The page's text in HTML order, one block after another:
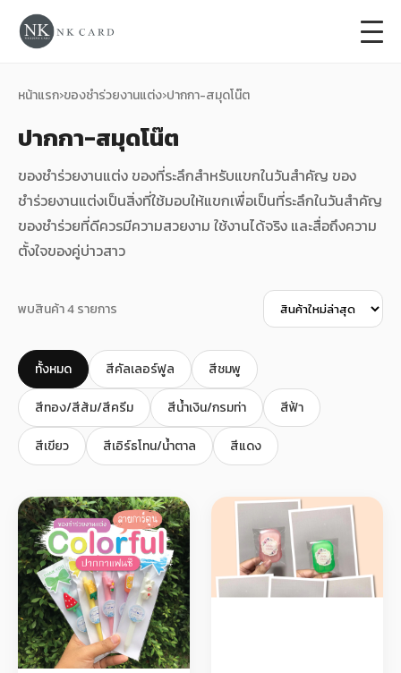
การ์ดแต่งงาน
ของชำร่วยงานแต่ง
ของรับไหว้
ป้ายของชำร่วยงานแต่ง +
ซองเปล่า
รับพิมพ์หน้าซอง
Wax Seal Sticker | สติกเกอร์ตราครั่งปิดซอง
การ์ดแต่งงานออนไลน์
รีวิว
เกี่ยวกับเรา
บทความ
หน้าแรก›ของชำร่วยงานแต่ง›ปากกา-สมุดโน๊ต
ปากกา-สมุดโน๊ต
ของชำร่วยงานแต่ง ของที่ระลึกสำหรับแขกในวันสำคัญ ของ
ชำร่วยงานแต่งเป็นสิ่งที่ใช้มอบให้แขกเพื่อเป็นที่ระลึกในวันสำคัญ
ของชำร่วยที่ดีควรมีความสวยงาม ใช้งานได้จริง และสื่อถึงความ
ตั้งใจของคู่บ่าวสาว
พบสินค้า 4 รายการ
ทั้งหมด สีคัลเลอร์ฟูล สีชมพู
สีทอง/สีส้ม/สีครีม สีน้ำเงิน/กรมท่า สีฟ้า
สีเขียว สีเอิร์ธโทน/น้ำตาล สีแดง